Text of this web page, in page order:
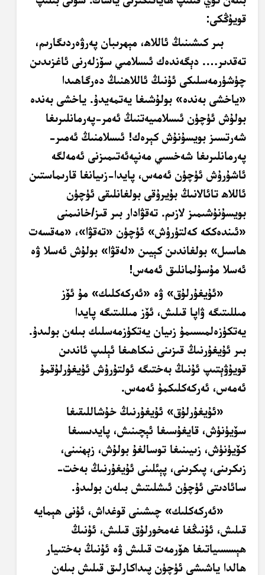
قويۇڭكى:
بىر كىشىنىڭ ئاللاھ، مېھرىبان پەرۋەردىگارىم،
تەقدىر…. دېگەندەك ئىسلامىي سۆزلەرنى ئاغزىدىن
چۈشۈرمەسلىكى ئۇنىڭ ئاللاھنىڭ دەرگاھىدا
«ياخشى بەندە» بولۇشىغا يەتمەيدۇ. ياخشى بەندە
بولۇش ئۈچۈن ئىسلامىيەتنىڭ ئەمر-پەرمانلىرىغا
شەرتسىز بويسۇنۇش كېرەك! ئىسلامنىڭ ئەمىر-
پەرمانلىرىغا شەخسىي مەنپەئەتىمىزنى ئەمەلگە
ئاشۇرۇش ئۈچۈن ئەمەس، پايدا-زىيانغا قارىماستىن
ئاللاھ تائالانىڭ بۇيرۇقى بولغانلىقى ئۈچۈن
بويسۇنۇشىمىز لازىم. تەقۋادار بىر قىز/خانىمنى
«ئىندەككە كەلتۈرۈش» ئۈچۈن «تەقۋا»، «مەقسەت
ھاسىل» بولغاندىن كېيىن «لەقۋا» بولۇش ئەسلا ۋە
ئەسلا مۇسۇلمانلىق ئەمەس!
«ئۇيغۇرلۇق» ۋە «ئەركەكلىك» مۇ ئۆز
مىللىتىگە ۋاپا قىلىش، ئۆز مىللىتىگە پايدا
يەتكۈزەلمىسىمۇ زىيان يەتكۈزمەسلىك بىلەن بولىدۇ.
بىر ئۇيغۇرنىڭ قىزىنى نىكاھىغا ئېلىپ ئاندىن
قويۇۋېتىپ ئۇنىڭ بەختىگە ئولتۇرۇش ئۇيغۇرلۇقمۇ
ئەمەس، ئەركەكلىكمۇ ئەمەس.
«ئۇيغۇرلۇق» ئۇيغۇرنىڭ خۇشاللىقىغا
سۆيۈنۈش، قايغۇسىغا ئېچىنىش، پايدىسىغا
كۆيۈنۈش، زىيىنىغا توسالغۇ بولۇش، زېھنىنى،
زىكرىنى، پىكرىنى، پېئلىنى ئۇيغۇرنىڭ بەخت-
سائادىتى ئۈچۈن ئىشلىتىش بىلەن بولىدۇ.
«ئەركەكلىك» چىشىنى قوغداش، ئۇنى ھېمايە
قىلىش، ئۇنىڭغا غەمخورلۇق قىلىش، ئۇنىڭ
ھېسسىياتىغا ھۆرمەت قىلىش ۋە ئۇنىڭ بەختىيار
ھالدا ياشىشى ئۈچۈن پىداكارلىق قىلىش بىلەن